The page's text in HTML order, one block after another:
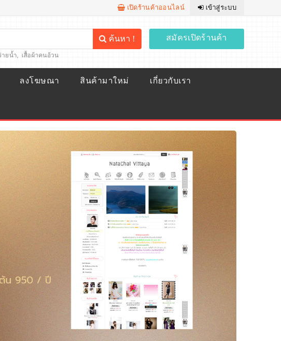
เปิดร้านค้าออนไลน์ เข้าสู่ระบบ
ค้นหา !
ายน้ำ, เสื้อผ้าคนอ้วน
สมัครเปิดร้านค้า
ลงโฆษณา สินค้ามาใหม่ เกี่ยวกับเรา